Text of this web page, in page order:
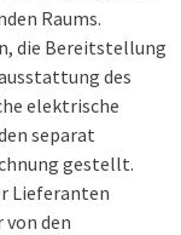
Raums.
die Bereitstellung
des
elektrische
separat
gestellt.
Lieferanten
den